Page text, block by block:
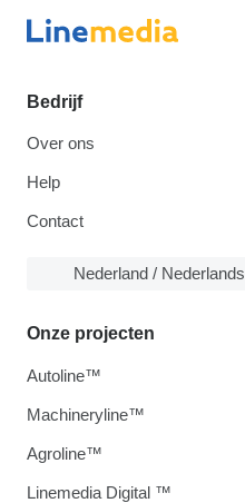
Bedrijf
Over ons
Help
Contact
Nederland / Nederlands
Onze projecten
Autoline™
Machineryline™
Agroline™
Linemedia Digital ™